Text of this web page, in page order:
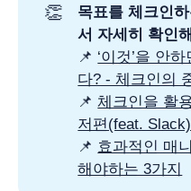
👏
목표를 체크인
서 자세히 확인
📌 ‘이것’을 안
다? - 체크인의
📌체크인을 활
저편(feat. Slack)
📌 효과적인 매
해야하는 3가지